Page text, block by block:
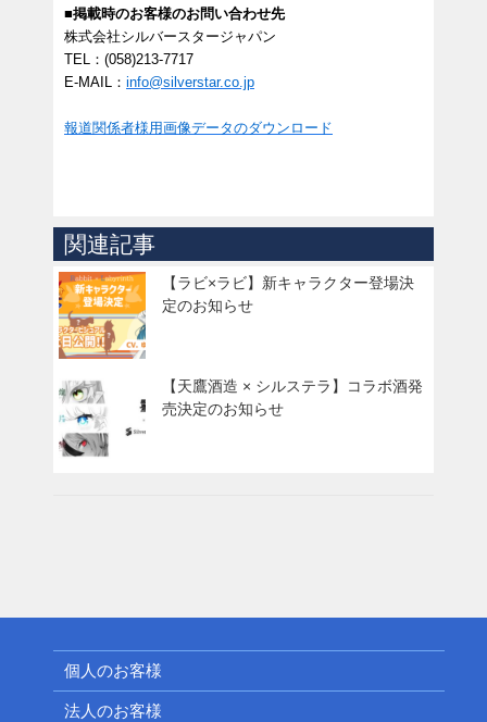
■掲載時のお客様のお問い合わせ先
株式会社シルバースタージャパン
TEL：(058)213-7717
E-MAIL： info@silverstar.co.jp
報道関係者様用画像データのダウンロード
関連記事
【ラビ×ラビ】新キャラクター登場決
定のお知らせ
【天鷹酒造 × シルステラ】コラボ酒発
売決定のお知らせ
個人のお客様
法人のお客様